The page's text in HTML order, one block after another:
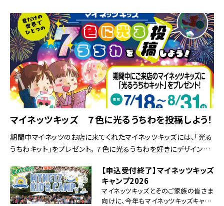
マイネッツキッズ ７色に光るうちわを投稿しよう！
期間中マイネッツのお店に来てくれたマイネッツキッズには、「光る
うちわキット」をプレゼント。 ７色に光るうちわを好きにデザインし、
真を撮影し、応募フォームに投稿 […]【申込受付終了】マイネッツキッズ
キャンプ2026
マイネッツキッズとそのご家族の皆さま
向けに、今年もマイネッツキッズキャン